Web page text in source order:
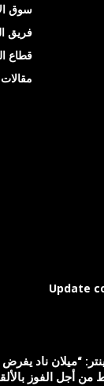
سوق
فريق
قطاع
مقالات
Update
“ميلان ناد
من أجل الفوز